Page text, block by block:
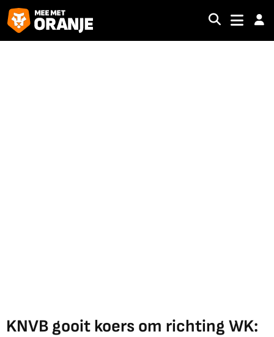
KNVB gooit koers om richting WK: